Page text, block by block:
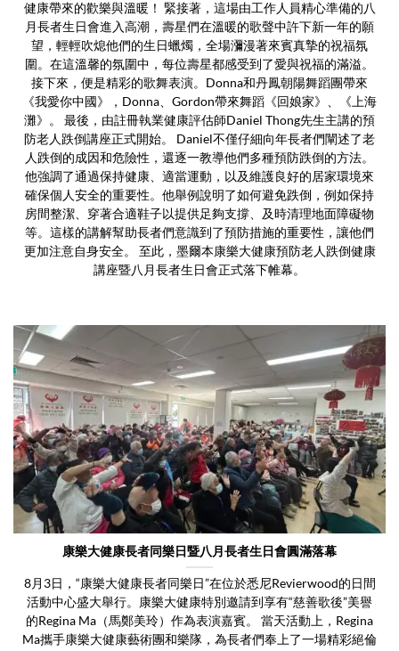
健康帶來的歡樂與溫暖！ 緊接著，這場由工作人員精心準備的八
月長者生日會進入高潮，壽星們在溫暖的歌聲中許下新一年的願
望，輕輕吹熄他們的生日蠟燭，全場瀰漫著來賓真摯的祝福氛
圍。在這溫馨的氛圍中，每位壽星都感受到了愛與祝福的滿溢。
接下來，便是精彩的歌舞表演。Donna和丹鳳朝陽舞蹈團帶來
《我愛你中國》，Donna、Gordon帶來舞蹈《回娘家》、《上海
灘》。 最後，由註冊執業健康評估師Daniel Thong先生主講的預
防老人跌倒講座正式開始。 Daniel不僅仔細向年長者們闡述了老
人跌倒的成因和危險性，還逐一教導他們多種預防跌倒的方法。
他強調了通過保持健康、適當運動，以及維護良好的居家環境來
確保個人安全的重要性。他舉例說明了如何避免跌倒，例如保持
房間整潔、穿著合適鞋子以提供足夠支撐、及時清理地面障礙物
等。這樣的講解幫助長者們意識到了預防措施的重要性，讓他們
更加注意自身安全。 至此，墨爾本康樂大健康預防老人跌倒健康
講座暨八月長者生日會正式落下帷幕。
康樂大健康長者同樂日暨八月長者生日會圓滿落幕
8月3日，“康樂大健康長者同樂日”在位於悉尼Revierwood的日間
活動中心盛大舉行。康樂大健康特別邀請到享有“慈善歌後”美譽
的Regina Ma（馬鄭美玲）作為表演嘉賓。 當天活動上，Regina
Ma攜手康樂大健康藝術團和樂隊，為長者們奉上了一場精彩絕倫